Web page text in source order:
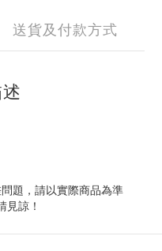
送貨及付款方式
題，請以實際商品為準
見諒！